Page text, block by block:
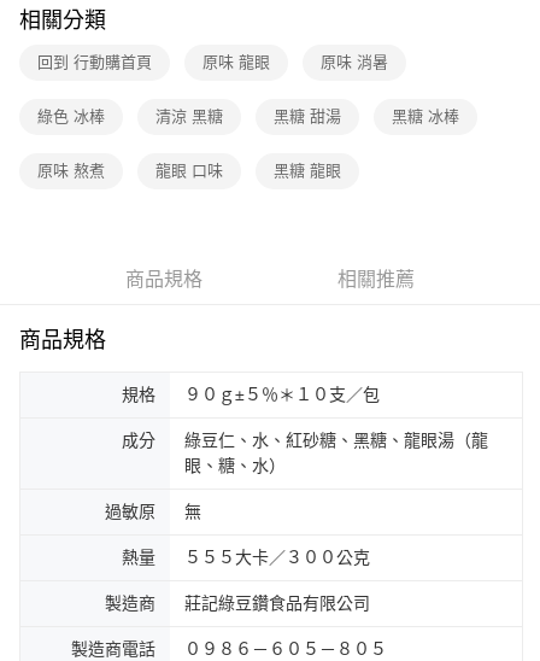
相關分類
回到 行動購首頁 原味 龍眼 原味 消暑
綠色 冰棒 清涼 黑糖 黑糖 甜湯 黑糖 冰棒
原味 熬煮 龍眼 口味 黑糖 龍眼
商品規格 相關推薦
商品規格
規格 ９０ｇ±５％＊１０支／包
成分
綠豆仁、水、紅砂糖、黑糖、龍眼湯（龍
眼、糖、水）
過敏原 無
熱量 ５５５大卡／３００公克
製造商 莊記綠豆鑽食品有限公司
製造商電話 ０９８６－６０５－８０５